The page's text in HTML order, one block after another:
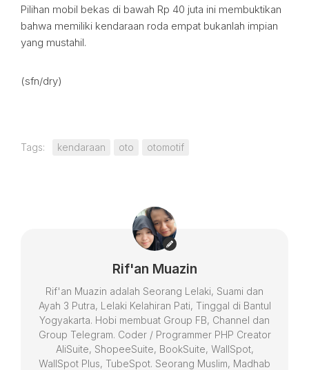
Pilihan mobil bekas di bawah Rp 40 juta ini membuktikan
bahwa memiliki kendaraan roda empat bukanlah impian
yang mustahil.
(sfn/dry)
Tags: kendaraan oto otomotif
Rif'an Muazin
Rif'an Muazin adalah Seorang Lelaki, Suami dan
Ayah 3 Putra, Lelaki Kelahiran Pati, Tinggal di Bantul
Yogyakarta. Hobi membuat Group FB, Channel dan
Group Telegram. Coder / Programmer PHP Creator
AliSuite, ShopeeSuite, BookSuite, WallSpot,
WallSpot Plus, TubeSpot. Seorang Muslim, Madhab